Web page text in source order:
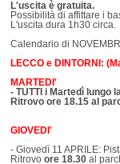
L'uscita è gratuita.
Possibilità di affittare i
L'uscita dura 1h30 circa.
Calendario di
LECCO e DINTORNI:
MARTEDI'
- TUTTI i Martedì lungo
Ritrovo ore 18.15 al
GIOVEDI'
- Giovedì 11 APRILE:
Ritrovo ore 18.30 al